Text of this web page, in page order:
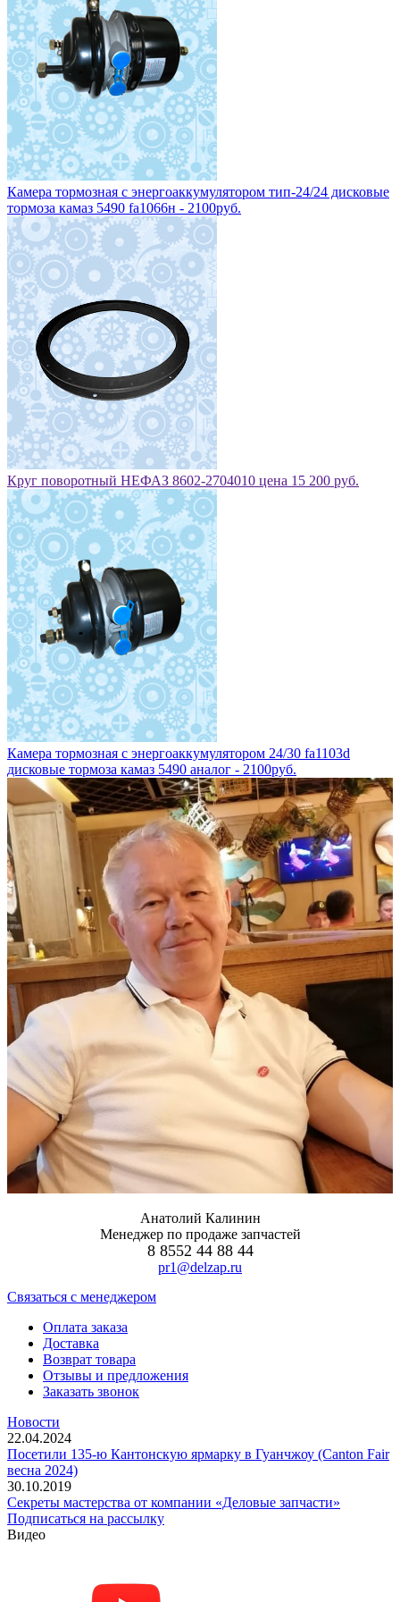
Камера тормозная с энергоаккумулятором тип-24/24 дисковые
тормоза камаз 5490 fa1066н - 2100руб.
Круг поворотный НЕФАЗ 8602-2704010 цена 15 200 руб.
Камера тормозная с энергоаккумулятором 24/30 fa1103d
дисковые тормоза камаз 5490 аналог - 2100руб.
Анатолий Калинин
Менеджер по продаже запчастей
8 8552 44 88 44
pr1@delzap.ru
Cвязаться с менеджером
Оплата заказа
Доставка
Возврат товара
Отзывы и предложения
Заказать звонок
Новости
22.04.2024
Посетили 135-ю Кантонскую ярмарку в Гуанчжоу (Canton Fair
весна 2024)
30.10.2019
Секреты мастерства от компании «Деловые запчасти»
Подписаться на рассылку
Видео